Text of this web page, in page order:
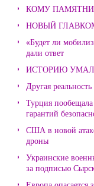
КОМУ
НОВЫЙ
«Будет ли
дали ответ
ИСТОРИЮ
Другая реальность
Турция
гарантий
США в новой
дроны
Украинские
за подписью